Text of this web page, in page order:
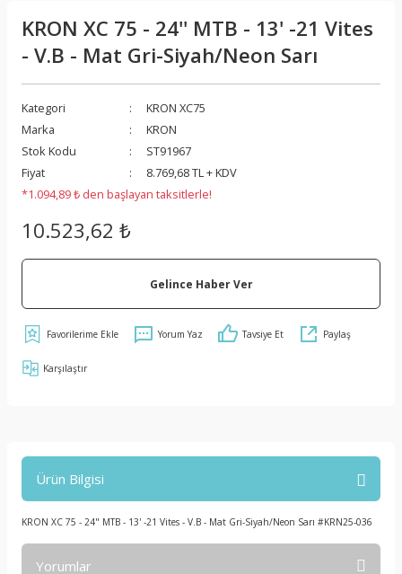
KRON XC 75 - 24'' MTB - 13' -21 Vites
- V.B - Mat Gri-Siyah/Neon Sarı
Kategori
KRON XC75
Marka
KRON
Stok Kodu
ST91967
Fiyat
8.769,68 TL + KDV
*1.094,89 ₺ den başlayan taksitlerle!
10.523,62 ₺
Gelince Haber Ver
Yorum Yaz Tavsiye Et Paylaş
Karşılaştır
Ürün Bilgisi
KRON XC 75 - 24" MTB - 13' -21 Vites - V.B - Mat Gri-Siyah/Neon Sarı #KRN25-036
Yorumlar